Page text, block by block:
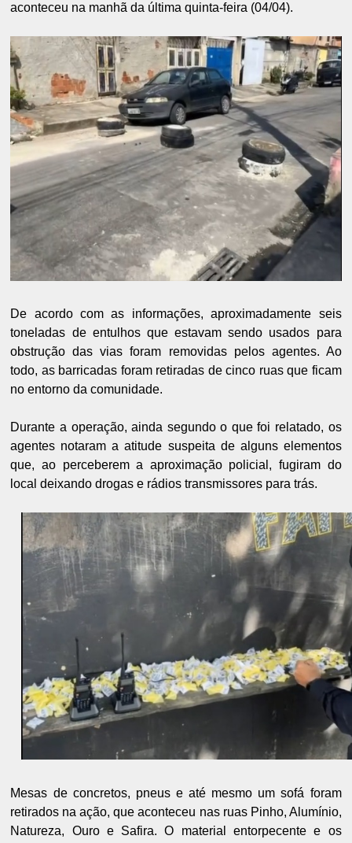
aconteceu na manhã da última quinta-feira (04/04).
De acordo com as informações, aproximadamente seis
toneladas de entulhos que estavam sendo usados para
obstrução das vias foram removidas pelos agentes. Ao
todo, as barricadas foram retiradas de cinco ruas que ficam
no entorno da comunidade.
Durante a operação, ainda segundo o que foi relatado, os
agentes notaram a atitude suspeita de alguns elementos
que, ao perceberem a aproximação policial, fugiram do
local deixando drogas e rádios transmissores para trás.
Mesas de concretos, pneus e até mesmo um sofá foram
retirados na ação, que aconteceu nas ruas Pinho, Alumínio,
Natureza, Ouro e Safira. O material entorpecente e os